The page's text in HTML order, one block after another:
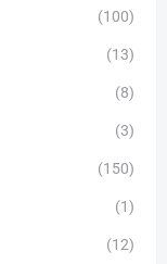
(100)
(13)
(8)
(3)
(150)
(1)
(12)